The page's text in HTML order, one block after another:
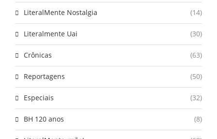
LiteralMente Nostalgia (14)
Literalmente Uai (30)
Crônicas (63)
Reportagens (50)
Especiais (32)
BH 120 anos (8)